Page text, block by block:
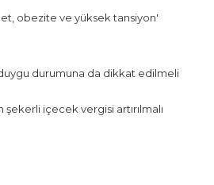
obezite ve yüksek tansiyon'
durumuna da dikkat edilmeli
içecek vergisi artırılmalı